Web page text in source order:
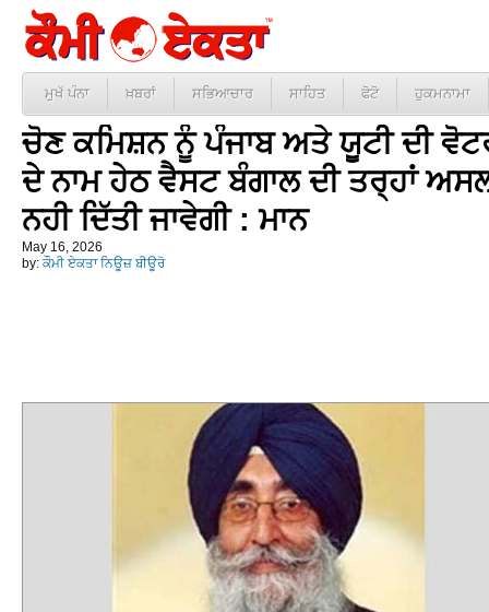
ਮੁਖੱ ਪੰਨਾ ਖ਼ਬਰਾਂ ਸਭਿਆਚਾਰ ਸਾਹਿਤ ਫੋਟੋ ਹੁਕਮਨਾਮਾ
ਚੋਣ ਕਮਿਸ਼ਨ ਨੂੰ ਪੰਜਾਬ ਅਤੇ ਯੂਟੀ ਦੀ
ਦੇ ਨਾਮ ਹੇਠ ਵੈਸਟ ਬੰਗਾਲ ਦੀ ਤਰ੍ਹਾਂ
ਨਹੀ ਦਿੱਤੀ ਜਾਵੇਗੀ : ਮਾਨ
May 16, 2026
by: ਕੌਮੀ ਏਕਤਾ ਨਿਊਜ਼ ਬੀਊਰੋ